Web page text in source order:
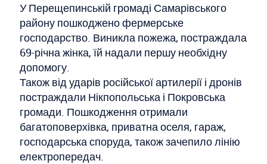
У Перещепинській громаді Самарівського
району пошкоджено фермерське
господарство. Виникла пожежа, постраждала
69-річна жінка, їй надали першу необхідну
допомогу.
Також від ударів російської артилерії і дронів
постраждали Нікпопольська і Покровська
громади. Пошкодження отримали
багатоповерхівка, приватна оселя, гараж,
господарська споруда, також зачепило лінію
електропередач.